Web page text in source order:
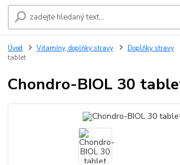
Úvod Vitamíny, doplňky stravy Doplňky stravy
tablet
Chondro-BIOL 30